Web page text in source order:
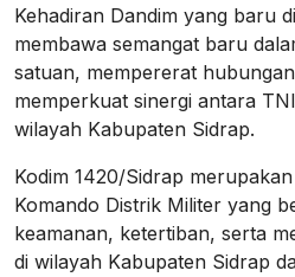
Kehadiran Dandim yang baru
membawa semangat baru
satuan, mempererat
memperkuat sinergi antara
wilayah Kabupaten Sidrap.
Kodim 1420/Sidrap
Komando Distrik Militer yang
keamanan, ketertiban, serta
di wilayah Kabupaten Sidrap